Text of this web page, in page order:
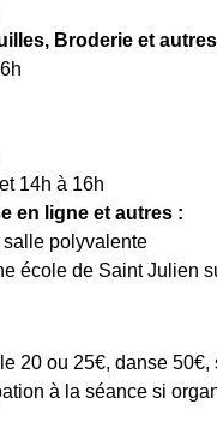
Broderie et
14h à 16h
en ligne et autres :
salle polyvalente
école de Saint Julien
20 ou 25€, danse 50€,
à la séance si